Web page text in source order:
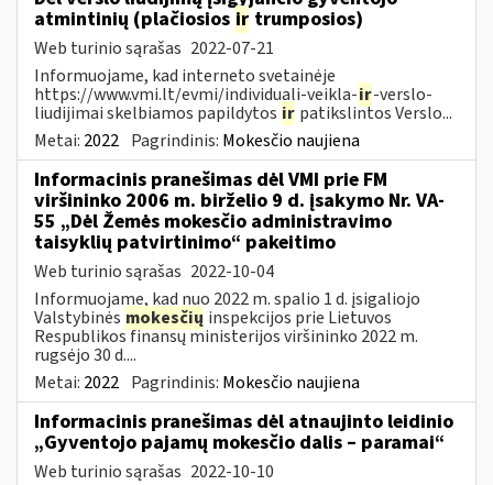
atmintinių (plačiosios ir trumposios)
Web turinio sąrašas 2022-07-21
Informuojame, kad interneto svetainėje
https://www.vmi.lt/evmi/individuali-veikla-ir-verslo-
liudijimai skelbiamos papildytos ir patikslintos Verslo...
Metai: 2022 Pagrindinis: Mokesčio naujiena
Informacinis pranešimas dėl VMI prie FM
viršininko 2006 m. birželio 9 d. įsakymo Nr. VA-
55 „Dėl Žemės mokesčio administravimo
taisyklių patvirtinimo“ pakeitimo
Web turinio sąrašas 2022-10-04
Informuojame, kad nuo 2022 m. spalio 1 d. įsigaliojo
Valstybinės mokesčių inspekcijos prie Lietuvos
Respublikos finansų ministerijos viršininko 2022 m.
rugsėjo 30 d....
Metai: 2022 Pagrindinis: Mokesčio naujiena
Informacinis pranešimas dėl atnaujinto leidinio
„Gyventojo pajamų mokesčio dalis – paramai“
Web turinio sąrašas 2022-10-10